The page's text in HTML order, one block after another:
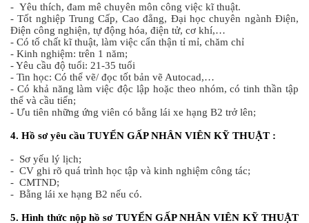
- Yêu thích, đam mê chuyên môn công việc kĩ thuật.
- Tốt nghiệp Trung Cấp, Cao đẳng, Đại học chuyên ngành Điện,
Điện công nghiện, tự động hóa, điện tử, cơ khí,…
- Có tố chất kĩ thuật, làm việc cẩn thận tỉ mỉ, chăm chỉ
- Kinh nghiệm: trên 1 năm;
- Yêu cầu độ tuổi: 21-35 tuổi
- Tin học: Có thể vẽ/ đọc tốt bản vẽ Autocad,…
- Có khả năng làm việc độc lập hoặc theo nhóm, có tinh thần tập
thể và cầu tiến;
- Ưu tiên những ứng viên có bằng lái xe hạng B2 trở lên;
4. Hồ sơ yêu cầu TUYỂN GẤP NHÂN VIÊN KỸ THUẬT :
- Sơ yếu lý lịch;
- CV ghi rõ quá trình học tập và kinh nghiệm công tác;
- CMTND;
- Bằng lái xe hạng B2 nếu có.
5. Hình thức nộp hồ sơ TUYỂN GẤP NHÂN VIÊN KỸ THUẬT